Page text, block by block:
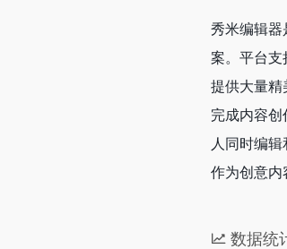
秀米编辑
案。平台支
提供大量精
完成内容
人同时编
作为创意内
数据统